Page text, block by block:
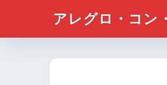
アレグロ・コン